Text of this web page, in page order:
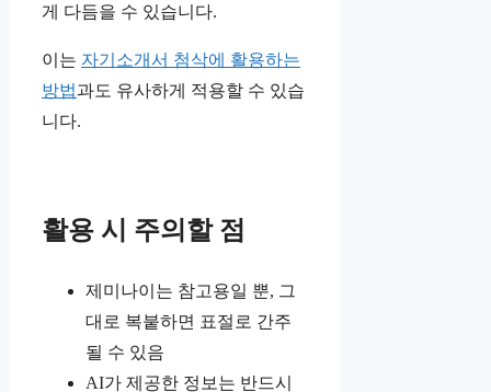
게 다듬을 수 있습니다.
이는 자기소개서 첨삭에 활용하는
방법과도 유사하게 적용할 수 있습
니다.
활용 시 주의할 점
제미나이는 참고용일 뿐, 그
대로 복붙하면 표절로 간주
될 수 있음
AI가 제공한 정보는 반드시